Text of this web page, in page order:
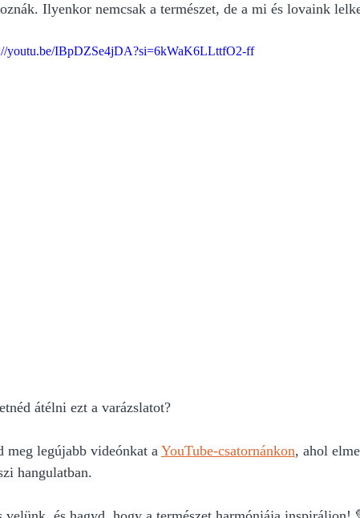
Ilyenkor nemcsak a természet, de a mi és lovaink
youtu.be/IBpDZSe4jDA?si=6kWaK6LLttfO2-ff
átélni ezt a varázslatot?
meg legújabb videónkat a YouTube-csatornánkon, ahol
hangulatban.